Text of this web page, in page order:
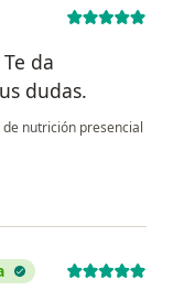
da
dudas.
de nutrición presencial